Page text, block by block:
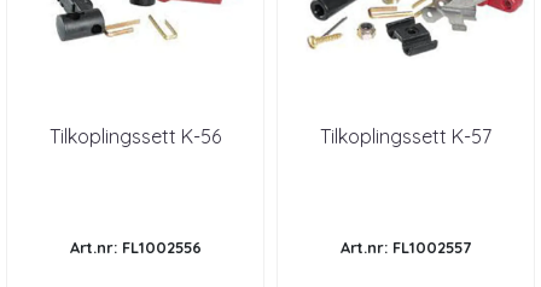
Tilkoplingssett K-56
Art.nr: FL1002556
Tilkoplingssett K-57
Art.nr: FL1002557